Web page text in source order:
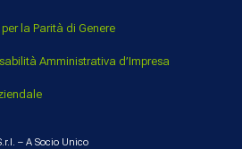
la Parità di Genere
Amministrativa d’Impresa
– A Socio Unico